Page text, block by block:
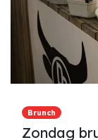
Brunch
Zondag